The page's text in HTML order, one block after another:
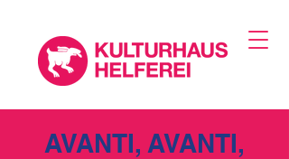
AVANTI, AVANTI,